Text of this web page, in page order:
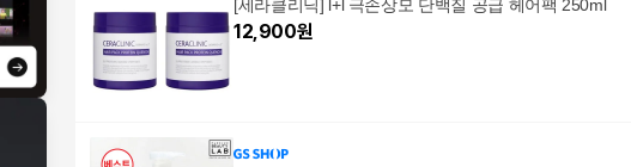
[세라클리닉] l+l 극손상모 단백질 공급 헤어팩 250ml
12,900원